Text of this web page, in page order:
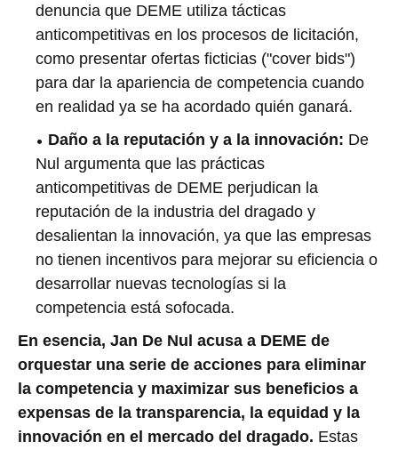
denuncia que DEME utiliza tácticas
anticompetitivas en los procesos de licitación,
como presentar ofertas ficticias ("cover bids")
para dar la apariencia de competencia cuando
en realidad ya se ha acordado quién ganará.
Daño a la reputación y a la innovación: De
Nul argumenta que las prácticas
anticompetitivas de DEME perjudican la
reputación de la industria del dragado y
desalientan la innovación, ya que las empresas
no tienen incentivos para mejorar su eficiencia o
desarrollar nuevas tecnologías si la
competencia está sofocada.
En esencia, Jan De Nul acusa a DEME de
orquestar una serie de acciones para eliminar
la competencia y maximizar sus beneficios a
expensas de la transparencia, la equidad y la
innovación en el mercado del dragado. Estas